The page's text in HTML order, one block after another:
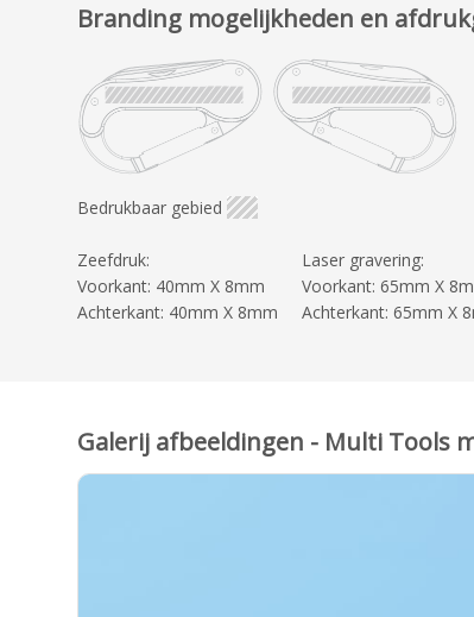
Branding mogelijkheden en
Bedrukbaar gebied
Zeefdruk:
Voorkant: 40mm X 8mm
Achterkant: 40mm X 8mm
Laser gravering:
Voorkant: 65mm X
Achterkant: 65mm X
Galerij afbeeldingen - Multi Tools